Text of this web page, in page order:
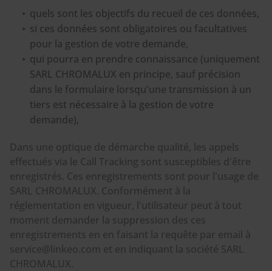
quels sont les objectifs du recueil de ces données,
si ces données sont obligatoires ou facultatives
pour la gestion de votre demande,
qui pourra en prendre connaissance (uniquement
SARL CHROMALUX en principe, sauf précision
dans le formulaire lorsqu'une transmission à un
tiers est nécessaire à la gestion de votre
demande),
Dans une optique de démarche qualité, les appels
effectués via le Call Tracking sont susceptibles d'être
enregistrés. Ces enregistrements sont pour l'usage de
SARL CHROMALUX. Conformément à la
réglementation en vigueur, l'utilisateur peut à tout
moment demander la suppression des ces
enregistrements en en faisant la requête par email à
service@linkeo.com et en indiquant la société SARL
CHROMALUX.